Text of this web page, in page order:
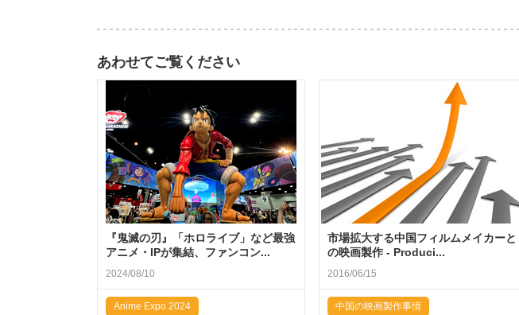
あわせてご覧ください
『鬼滅の刃』「ホロライブ」など最強
アニメ・IPが集結、ファンコン...
2024/08/10
Anime Expo 2024
市場拡大する中国フィルムメイカーと
の映画製作 - Produci...
2016/06/15
中国の映画製作事情